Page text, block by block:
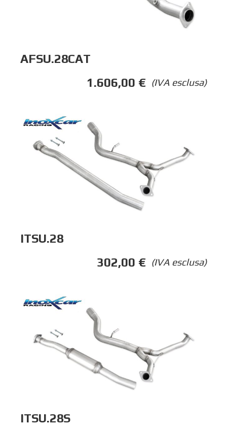
AFSU.28CAT
(IVA esclusa)
1.606,00 €
ITSU.28
(IVA esclusa)
302,00 €
ITSU.28S